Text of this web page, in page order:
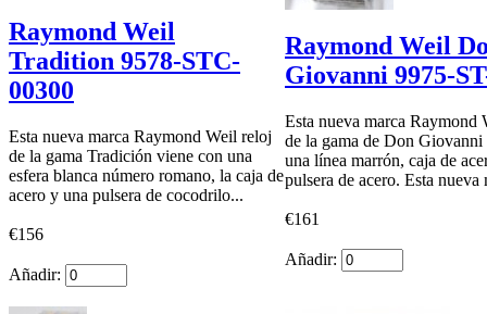
Raymond Weil
Tradition 9578-STC-
00300
Esta nueva marca Raymond Weil reloj
de la gama Tradición viene con una
esfera blanca número romano, la caja de
acero y una pulsera de cocodrilo...
€156
Añadir:
Raymond Weil
Giovanni 9975-
Esta nueva marca Raymond
de la gama de Don Giovanni
una línea marrón, caja de
pulsera de acero. Esta nueva
€161
Añadir: